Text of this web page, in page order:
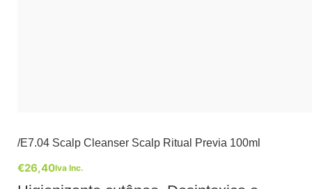
/E7.04 Scalp Cleanser Scalp Ritual Previa 100ml
€26,40Iva Inc.